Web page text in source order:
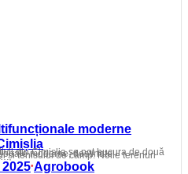
moderne
construite cu…
•Agrobook